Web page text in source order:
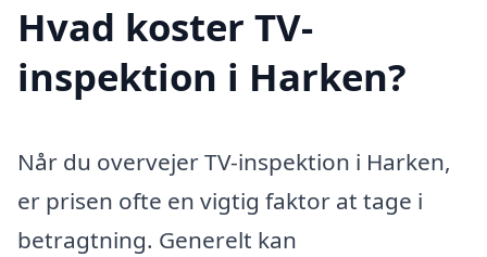
Hvad koster TV-
inspektion i Harken?
Når du overvejer TV-inspektion i Harken,
er prisen ofte en vigtig faktor at tage i
betragtning. Generelt kan